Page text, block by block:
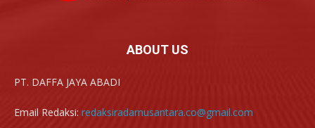
ABOUT US
PT. DAFFA JAYA ABADI
Email Redaksi: redaksiradarnusantara.co@gmail.com